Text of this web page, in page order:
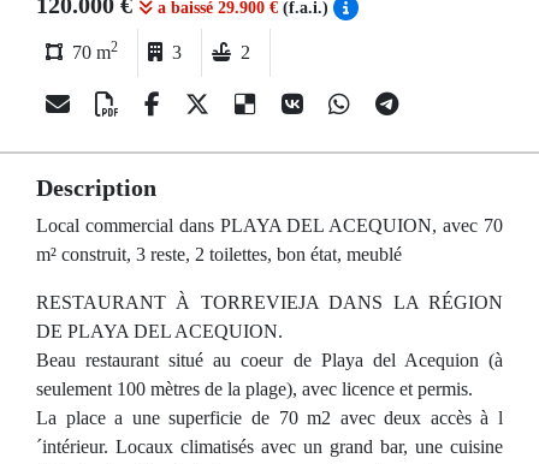
a baissé 29.900 € (f.a.i.)
70 m2 3 2
Description
Local commercial dans PLAYA DEL ACEQUION, avec 70
m² construit, 3 reste, 2 toilettes, bon état, meublé
RESTAURANT À TORREVIEJA DANS LA RÉGION
DE PLAYA DEL ACEQUION.
Beau restaurant situé au coeur de Playa del Acequion (à
seulement 100 mètres de la plage), avec licence et permis.
La place a une superficie de 70 m2 avec deux accès à l
´intérieur. Locaux climatisés avec un grand bar, une cuisine